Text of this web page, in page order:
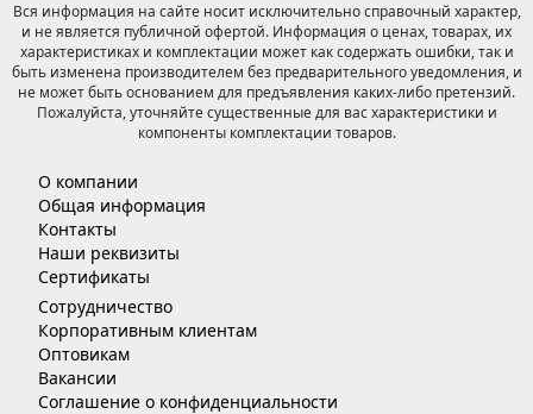
Вся информация на сайте носит исключительно справочный характер,
и не является публичной офертой. Информация о ценах, товарах, их
характеристиках и комплектации может как содержать ошибки, так и
быть изменена производителем без предварительного уведомления, и
не может быть основанием для предъявления каких-либо претензий.
Пожалуйста, уточняйте существенные для вас характеристики и
компоненты комплектации товаров.
О компании
Общая информация
Контакты
Наши реквизиты
Сертификаты
Сотрудничество
Корпоративным клиентам
Оптовикам
Вакансии
Соглашение о конфиденциальности